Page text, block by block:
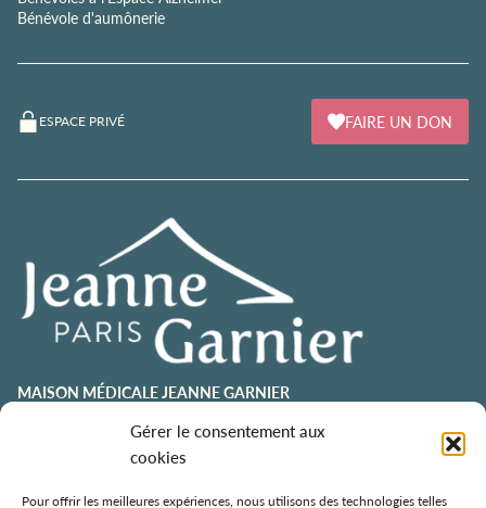
Gérer le consentement aux
cookies
Pour offrir les meilleures expériences, nous utilisons des technologies telles
Bénévole d'aumônerie
ESPACE PRIVÉ FAIRE UN DON
MAISON MÉDICALE JEANNE GARNIER
contact@jeannegarnier-paris.org
01 43 92 21 00
106 avenue Émile Zola
75015 Paris